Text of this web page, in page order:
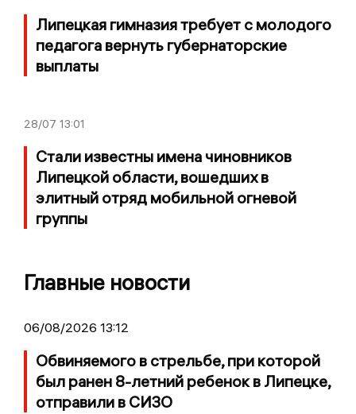
Липецкая гимназия требует с молодого
педагога вернуть губернаторские
выплаты
28/07 13:01
Стали известны имена чиновников
Липецкой области, вошедших в
элитный отряд мобильной огневой
группы
Главные новости
06/08/2026 13:12
Обвиняемого в стрельбе, при которой
был ранен 8-летний ребенок в Липецке,
отправили в СИЗО